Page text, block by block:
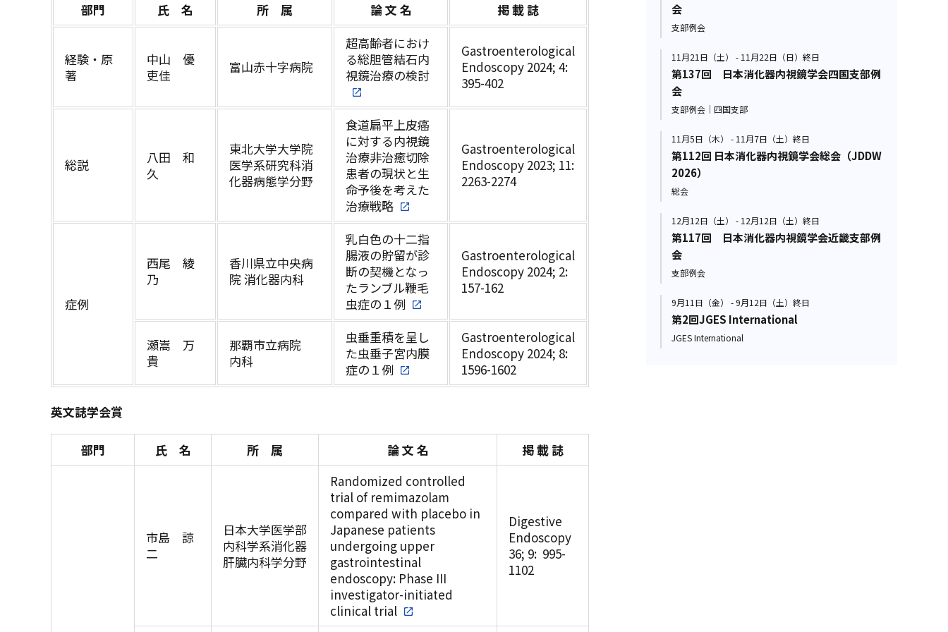
部門 氏 名 所 属 論 文 名 掲 載 誌
経験・原
著
中山 優
吏佳
富山赤十字病院
超高齢者におけ
る総胆管結石内
視鏡治療の検討
Gastroenterological
Endoscopy 2024; 4:
395-402
総説
八田 和
久
東北大学大学院
医学系研究科消
化器病態学分野
食道扁平上皮癌
に対する内視鏡
治療非治癒切除
患者の現状と生
命予後を考えた
治療戦略
Gastroenterological
Endoscopy 2023; 11:
2263-2274
症例
西尾 綾
乃
香川県立中央病
院 消化器内科
乳白色の十二指
腸液の貯留が診
断の契機となっ
たランブル鞭毛
虫症の１例
Gastroenterological
Endoscopy 2024; 2:
157-162
瀬嵩 万
貴
那覇市立病院
内科
虫垂重積を呈し
た虫垂子宮内膜
症の１例
Gastroenterological
Endoscopy 2024; 8:
1596-1602
英文誌学会賞
部門 氏 名 所 属 論 文 名 掲 載 誌
市島 諒
二
日本大学医学部
内科学系消化器
肝臓内科学分野
Randomized controlled
trial of remimazolam
compared with placebo in
Japanese patients
undergoing upper
gastrointestinal
endoscopy: Phase III
investigator-initiated
clinical trial
Digestive
Endoscopy
36; 9: 995-
1102
会
支部例会
11月21日（土） - 11月22日（日）終日
第137回 日本消化器内視鏡学会四国支部例
会
支部例会｜四国支部
11月5日（木） - 11月7日（土）終日
第112回 日本消化器内視鏡学会総会（JDDW
2026）
総会
12月12日（土） - 12月12日（土）終日
第117回 日本消化器内視鏡学会近畿支部例
会
支部例会
9月11日（金） - 9月12日（土）終日
第2回JGES International
JGES International